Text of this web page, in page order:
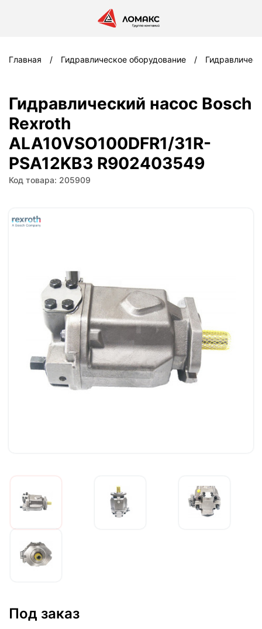
Главная Гидравлическое оборудование
Гидравлический насос Bosch
Rexroth
ALA10VSO100DFR1/31R-
PSA12KB3 R902403549
Код товара: 205909
Под заказ